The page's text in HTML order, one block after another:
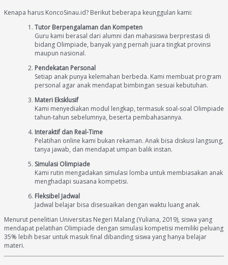
Kenapa harus KoncoSinau.id? Berikut beberapa keunggulan kami:
Tutor Berpengalaman dan Kompeten
Guru kami berasal dari alumni dan mahasiswa berprestasi di
bidang Olimpiade, banyak yang pernah juara tingkat provinsi
maupun nasional.
Pendekatan Personal
Setiap anak punya kelemahan berbeda. Kami membuat program
personal agar anak mendapat bimbingan sesuai kebutuhan.
Materi Eksklusif
Kami menyediakan modul lengkap, termasuk soal-soal Olimpiade
tahun-tahun sebelumnya, beserta pembahasannya.
Interaktif dan Real-Time
Pelatihan online kami bukan rekaman. Anak bisa diskusi langsung,
tanya jawab, dan mendapat umpan balik instan.
Simulasi Olimpiade
Kami rutin mengadakan simulasi lomba untuk membiasakan anak
menghadapi suasana kompetisi.
Fleksibel Jadwal
Jadwal belajar bisa disesuaikan dengan waktu luang anak.
Menurut penelitian Universitas Negeri Malang (Yuliana, 2019), siswa yang
mendapat pelatihan Olimpiade dengan simulasi kompetisi memiliki peluang
35% lebih besar untuk masuk final dibanding siswa yang hanya belajar
materi.